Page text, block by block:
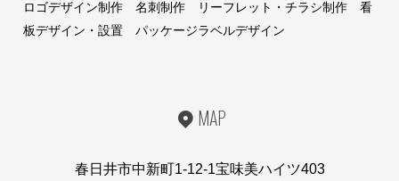
ロゴデザイン制作 名刺制作 リーフレット・チラシ制作 看
板デザイン・設置 パッケージラベルデザイン
MAP
春日井市中新町1-12-1宝味美ハイツ403